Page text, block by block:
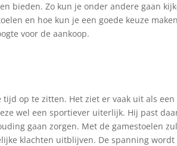
bieden. Zo kun je onder andere gaan
en hoe kun je een goede keuze
voor de aankoop.
op te zitten. Het ziet er vaak uit als een
wel een sportiever uiterlijk. Hij past
gaan zorgen. Met de gamestoelen
klachten uitblijven. De spanning wordt